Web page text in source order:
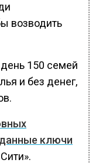
возводить
150 семей
и без денег,
ключи